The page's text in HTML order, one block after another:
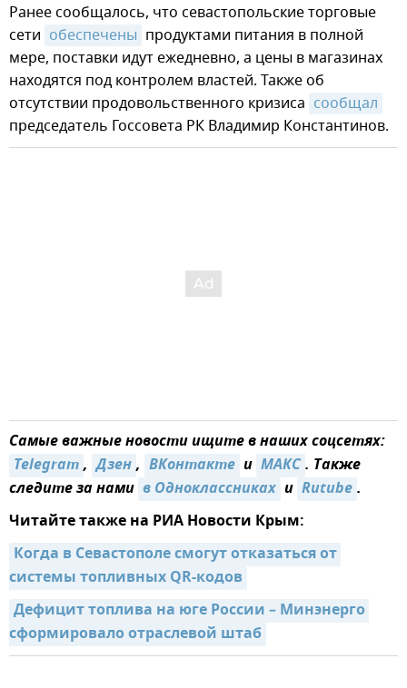
Ранее сообщалось, что севастопольские торговые
сети обеспечены продуктами питания в полной
мере, поставки идут ежедневно, а цены в магазинах
находятся под контролем властей. Также об
отсутствии продовольственного кризиса сообщал
председатель Госсовета РК Владимир Константинов.
Самые важные новости ищите в наших соцсетях:
Telegram, Дзен, ВКонтакте и МАКС. Также
следите за нами в Одноклассниках и Rutube.
Читайте также на РИА Новости Крым:
Когда в Севастополе смогут отказаться от
системы топливных QR-кодов
Дефицит топлива на юге России – Минэнерго
сформировало отраслевой штаб